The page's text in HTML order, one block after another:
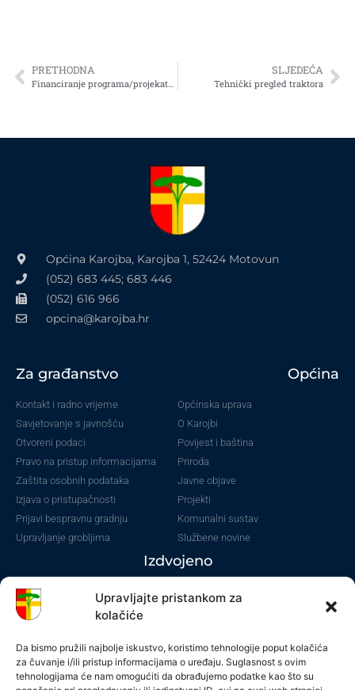
Upravljajte pristankom za
kolačiće
Da bismo pružili najbolje iskustvo, koristimo tehnologije poput kolačića
za čuvanje i/ili pristup informacijama o uređaju. Suglasnost s ovim
tehnologijama će nam omogućiti da obrađujemo podatke kao što su
PRETHODNA
Financiranje programa/projekata/manifestacija od interesa za opće dobro
SLJEDEĆA
Tehnički pregled traktora
Općina Karojba, Karojba 1, 52424 Motovun
(052) 683 445; 683 446
(052) 616 966
opcina@karojba.hr
Za građanstvo
Kontakt i radno vrijeme
Savjetovanje s javnošću
Otvoreni podaci
Pravo na pristup informacijama
Zaštita osobnih podataka
Izjava o pristupačnosti
Prijavi bespravnu gradnju
Upravljanje grobljima
Općina
Općinska uprava
O Karojbi
Povijest i baština
Priroda
Javne objave
Projekti
Komunalni sustav
Službene novine
Izdvojeno
Novosti
Proračun
Prostorni plan
Javna nabava